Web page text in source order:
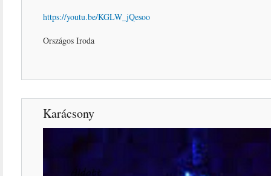
https://youtu.be/KGLW_jQesoo
Országos Iroda
Karácsony